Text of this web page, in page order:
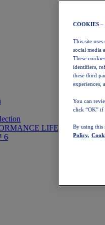
LIFE
6
COOKIES –
This site
social media
These
identifiers,
these third
experiences,
You can
click “OK” if
By using this
Policy,